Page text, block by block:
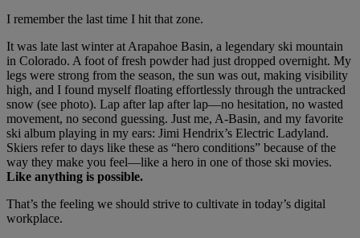
I remember the last time I hit that zone.
It was late last winter at Arapahoe Basin, a legendary ski mountain
in Colorado. A foot of fresh powder had just dropped overnight. My
legs were strong from the season, the sun was out, making visibility
high, and I found myself floating effortlessly through the untracked
snow (see photo). Lap after lap after lap—no hesitation, no wasted
movement, no second guessing. Just me, A-Basin, and my favorite
ski album playing in my ears: Jimi Hendrix’s Electric Ladyland.
Skiers refer to days like these as “hero conditions” because of the
way they make you feel—like a hero in one of those ski movies.
Like anything is possible.
That’s the feeling we should strive to cultivate in today’s digital
workplace.